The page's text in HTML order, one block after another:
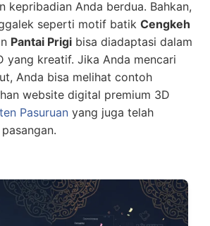
kepribadian Anda berdua. Bahkan,
seperti motif batik Cengkeh
Pantai Prigi bisa diadaptasi dalam
yang kreatif. Jika Anda mencari
Anda bisa melihat contoh
website digital premium 3D
Pasuruan yang juga telah